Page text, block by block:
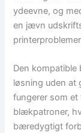
ydeevne, og
en jævn
Den
løsning uden at
fungerer som et
blækpatroner,
bæredygtigt